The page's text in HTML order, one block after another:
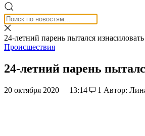
24-летний парень пытался
Происшествия
24-летний парень
20 октября 2020 13:14 1 Автор: